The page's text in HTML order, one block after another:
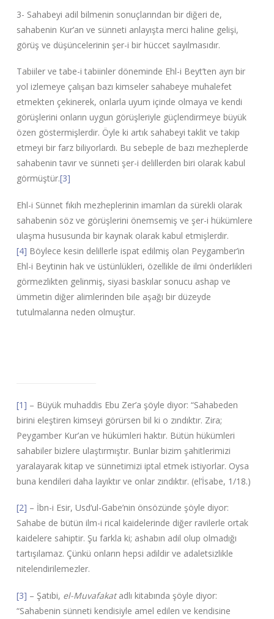
3- Sahabeyi adil bilmenin sonuçlarından bir diğeri de,
sahabenin Kur’an ve sünneti anlayışta merci haline gelişi,
görüş ve düşüncelerinin şer-i bir hüccet sayılmasıdır.
Tabiiler ve tabe-i tabiinler döneminde Ehl-i Beyt’ten ayrı bir
yol izlemeye çalışan bazı kimseler sahabeye muhalefet
etmekten çekinerek, onlarla uyum içinde olmaya ve kendi
görüşlerini onların uygun görüşleriyle güçlendirmeye büyük
özen göstermişlerdir. Öyle ki artık sahabeyi taklit ve takip
etmeyi bir farz biliyorlardı. Bu sebeple de bazı mezheplerde
sahabenin tavır ve sünneti şer-i delillerden biri olarak kabul
görmüştür.[3]
Ehl-i Sünnet fıkıh mezheplerinin imamları da sürekli olarak
sahabenin söz ve görüşlerini önemsemiş ve şer-i hükümlere
ulaşma hususunda bir kaynak olarak kabul etmişlerdir.
[4] Böylece kesin delillerle ispat edilmiş olan Peygamber’in
Ehl-i Beytinin hak ve üstünlükleri, özellikle de ilmi önderlikleri
görmezlikten gelinmiş, siyasi baskılar sonucu ashap ve
ümmetin diğer alimlerinden bile aşağı bir düzeyde
tutulmalarına neden olmuştur.
[1] – Büyük muhaddis Ebu Zer’a şöyle diyor: “Sahabeden
birini eleştiren kimseyi görürsen bil ki o zındıktır. Zira;
Peygamber Kur’an ve hükümleri haktır. Bütün hükümleri
sahabiler bizlere ulaştırmıştır. Bunlar bizim şahitlerimizi
yaralayarak kitap ve sünnetimizi iptal etmek istiyorlar. Oysa
buna kendileri daha layıktır ve onlar zındıktır. (el’İsabe, 1/18.)
[2] – İbn-i Esir, Usd’ul-Gabe’nin önsözünde şöyle diyor:
Sahabe de bütün ilm-i rical kaidelerinde diğer ravilerle ortak
kaidelere sahiptir. Şu farkla ki; ashabın adil olup olmadığı
tartışılamaz. Çünkü onların hepsi adildir ve adaletsizlikle
nitelendirilemezler.
[3] – Şatıbi, el-Muvafakatadlı kitabında şöyle diyor:
“Sahabenin sünneti kendisiyle amel edilen ve kendisine